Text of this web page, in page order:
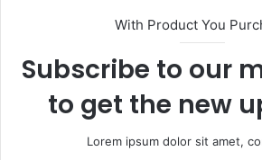
With Product You
Subscribe to our
to get the new
Lorem ipsum dolor sit amet,